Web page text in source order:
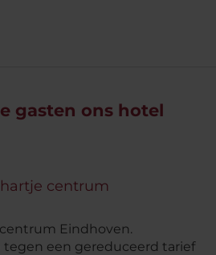
gasten ons hotel
centrum
Eindhoven.
tegen een gereduceerd tarief